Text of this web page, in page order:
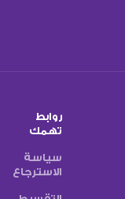
روابط
تهمك
سياسة
الاسترجاع